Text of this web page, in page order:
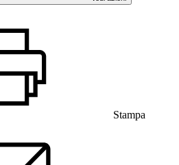
Stampa